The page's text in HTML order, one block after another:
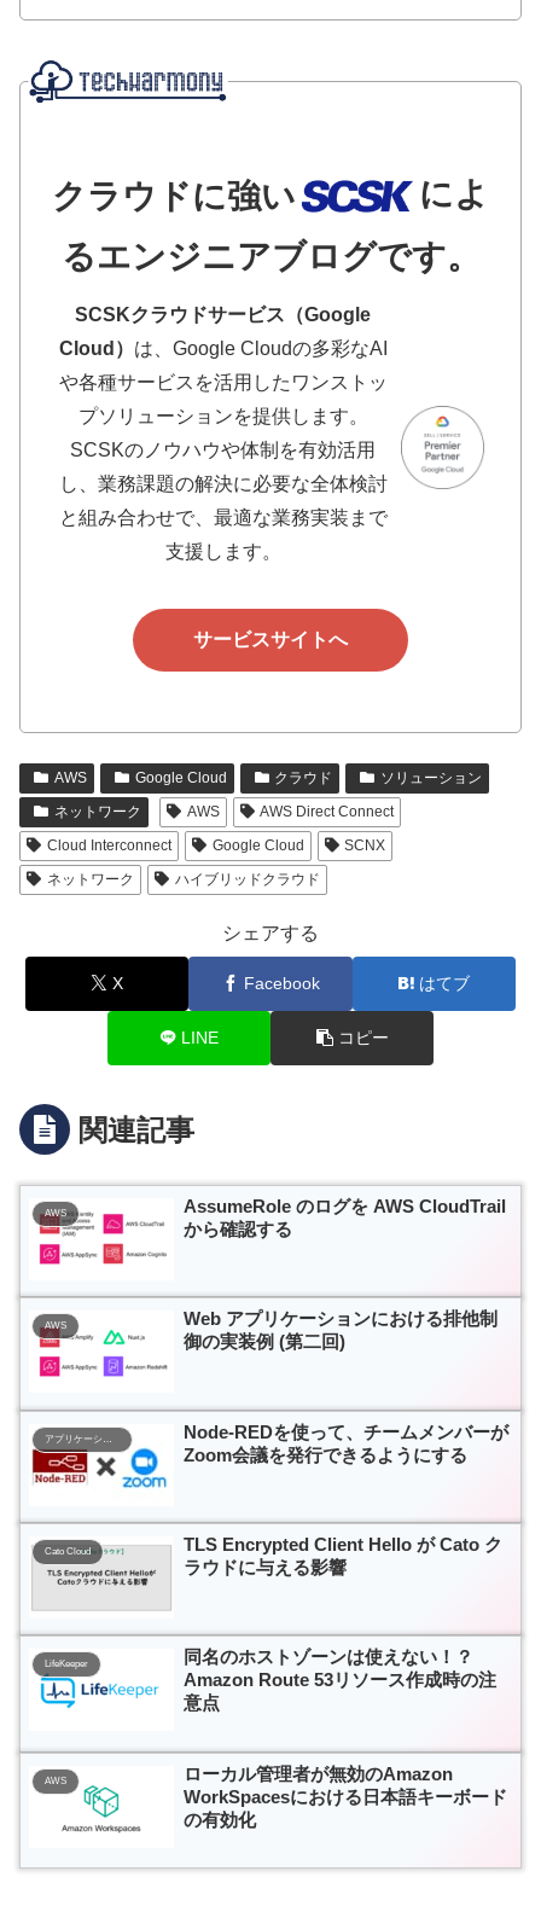
クラウドに強い
によ
るエンジニアブログです。
SCSKクラウドサービス（Google
Cloud） は、Google Cloudの多彩なAI
や各種サービスを活用したワンストッ
プソリューションを提供します。
SCSKのノウハウや体制を有効活用
し、業務課題の解決に必要な全体検討
と組み合わせで、最適な業務実装まで
支援します。
サービスサイトへ
AWS Google Cloud クラウド
ソリューション
ネットワーク
AWS
AWS Direct Connect
Cloud Interconnect
Google Cloud
SCNX
ネットワーク
ハイブリッドクラウド
シェアする
X Facebook はてブ
LINE コピー
関連記事
AWS
AssumeRole のログを AWS CloudTrail
から確認する
AWS
Web アプリケーションにおける排他制
御の実装例 (第二回)
Node-REDを使って、チームメンバーが
Zoom会議を発行できるようにする
Cato Cloud
TLS Encrypted Client Hello が Cato ク
ラウドに与える影響
LifeKeeper
同名のホストゾーンは使えない！？
Amazon Route 53リソース作成時の注
意点
AWS
ローカル管理者が無効のAmazon
WorkSpacesにおける日本語キーボード
の有効化